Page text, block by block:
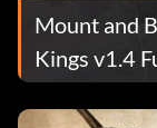
Mount and
Kings v1.4